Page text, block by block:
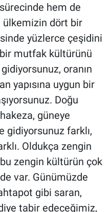
hem de
ülkemizin dört bir
yüzlerce çeşidini
mutfak kültürünü
oranın
yapısına uygun bir
Doğu
güneye
gidiyorsunuz farklı,
Oldukça zengin
zengin kültürün çok
var. Günümüzde
gibi saran,
tabir edeceğimiz,